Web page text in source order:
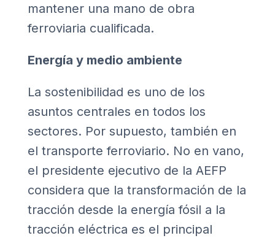
mantener una mano de obra
ferroviaria cualificada.
Energía y medio ambiente
La sostenibilidad es uno de los
asuntos centrales en todos los
sectores. Por supuesto, también en
el transporte ferroviario. No en vano,
el presidente ejecutivo de la AEFP
considera que la transformación de la
tracción desde la energía fósil a la
tracción eléctrica es el principal